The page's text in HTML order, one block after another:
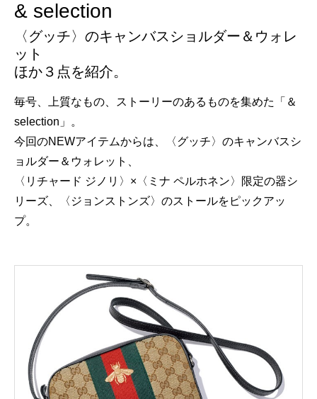
& selection
〈グッチ〉のキャンバスショルダー＆ウォレ
ット
ほか３点を紹介。
毎号、上質なもの、ストーリーのあるものを集めた「＆
selection」。
今回のNEWアイテムからは、〈グッチ〉のキャンバスシ
ョルダー＆ウォレット、
〈リチャード ジノリ〉×〈ミナ ペルホネン〉限定の器シ
リーズ、〈ジョンストンズ〉のストールをピックアッ
プ。